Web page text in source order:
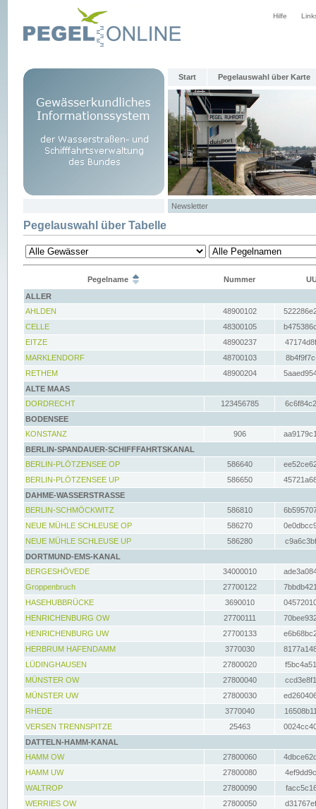
Hilfe
Start Pegelauswahl über Karte
Newsletter
Pegelauswahl über Tabelle
Pegelname Nummer
ALLER
AHLDEN
48900102
CELLE
48300105
EITZE
48900237
MARKLENDORF
48700103
RETHEM
48900204
ALTE MAAS
DORDRECHT
123456785
BODENSEE
KONSTANZ
906
BERLIN-SPANDAUER-SCHIFFFAHRTSKANAL
BERLIN-PLÖTZENSEE OP
586640
BERLIN-PLÖTZENSEE UP
586650
DAHME-WASSERSTRASSE
BERLIN-SCHMÖCKWITZ
586810
NEUE MÜHLE SCHLEUSE OP
586270
NEUE MÜHLE SCHLEUSE UP
586280
DORTMUND-EMS-KANAL
BERGESHÖVEDE
34000010
Groppenbruch
27700122
HASEHUBBRÜCKE
3690010
HENRICHENBURG OW
27700111
HENRICHENBURG UW
27700133
HERBRUM HAFENDAMM
3770030
LÜDINGHAUSEN
27800020
MÜNSTER OW
27800040
MÜNSTER UW
27800030
RHEDE
3770040
VERSEN TRENNSPITZE
25463
DATTELN-HAMM-KANAL
HAMM OW
27800060
HAMM UW
27800080
WALTROP
27800090
WERRIES OW
27800050